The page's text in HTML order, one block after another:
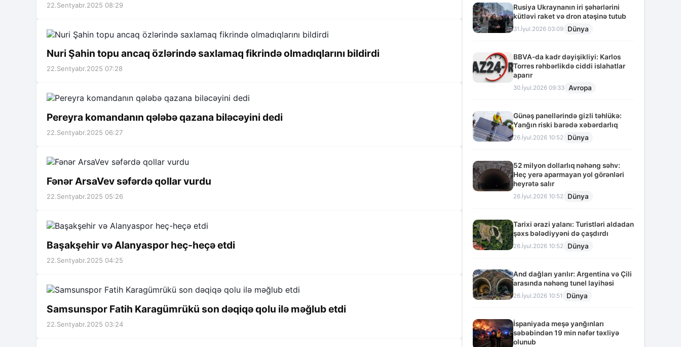
22.Sentyabr.2025 08:29
Nuri Şahin topu ancaq özlərində saxlamaq fikrində olmadıqlarını bildirdi
22.Sentyabr.2025 07:28
Pereyra komandanın qələbə qazana biləcəyini dedi
22.Sentyabr.2025 06:27
Fənər ArsaVev səfərdə qollar vurdu
22.Sentyabr.2025 05:26
Başakşehir və Alanyaspor heç-heçə etdi
22.Sentyabr.2025 04:25
Samsunspor Fatih Karagümrükü son dəqiqə qolu ilə məğlub etdi
22.Sentyabr.2025 03:24
Rusiya Ukraynanın iri şəhərlərini
kütləvi raket və dron atəşinə tutub
31.İyul.2026 03:09 Dünya
BBVA-da kadr dəyişikliyi: Karlos
Torres rəhbərlikdə ciddi islahatlar
aparır
30.İyul.2026 09:33 Avropa
Günəş panellərində gizli təhlükə:
Yanğın riski barədə xəbərdarlıq
26.İyul.2026 10:52 Dünya
52 milyon dollarlıq nəhəng səhv:
Heç yerə aparmayan yol görənləri
heyrətə salır
26.İyul.2026 10:52 Dünya
Tarixi ərazi yalanı: Turistləri aldadan
şəxs bələdiyyəni də çaşdırdı
26.İyul.2026 10:52 Dünya
And dağları yarılır: Argentina və Çili
arasında nəhəng tunel layihəsi
26.İyul.2026 10:51 Dünya
İspaniyada meşə yanğınları
səbəbindən 19 min nəfər təxliyə
olunub